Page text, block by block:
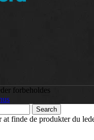
forbeholdes
Search
finde de produkter du